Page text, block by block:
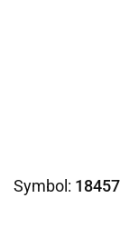
Symbol: 18457